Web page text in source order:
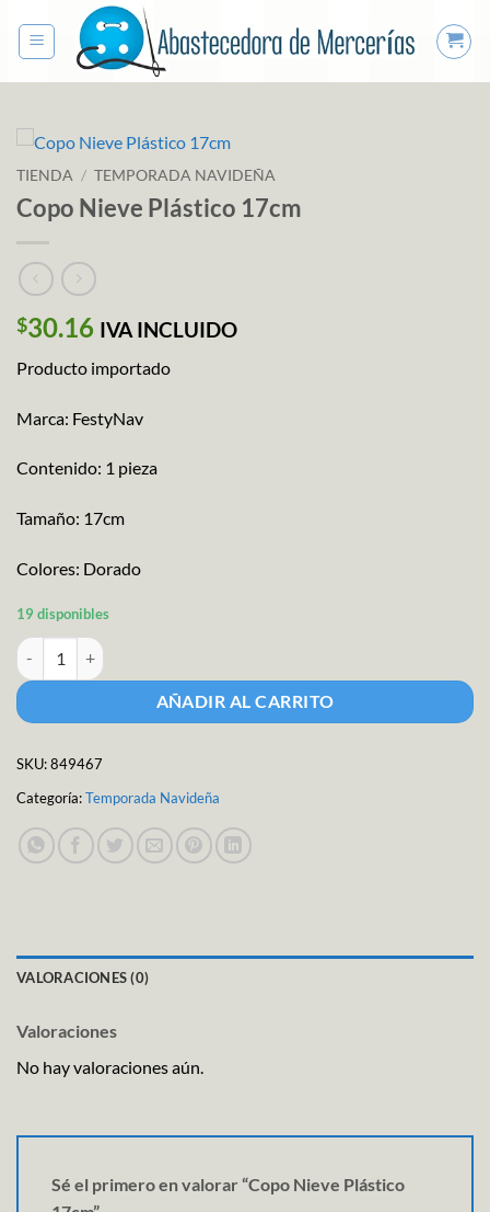
TIENDA / TEMPORADA NAVIDEÑA
Copo Nieve Plástico 17cm
$30.16 IVA INCLUIDO
Producto importado
Marca: FestyNav
Contenido: 1 pieza
Tamaño: 17cm
Colores: Dorado
19 disponibles
Copo Nieve Plástico 17cm cantidad
AÑADIR AL CARRITO
SKU:849467
Categoría:Temporada Navideña
VALORACIONES (0)
Valoraciones
No hay valoraciones aún.
Sé el primero en valorar “Copo Nieve Plástico